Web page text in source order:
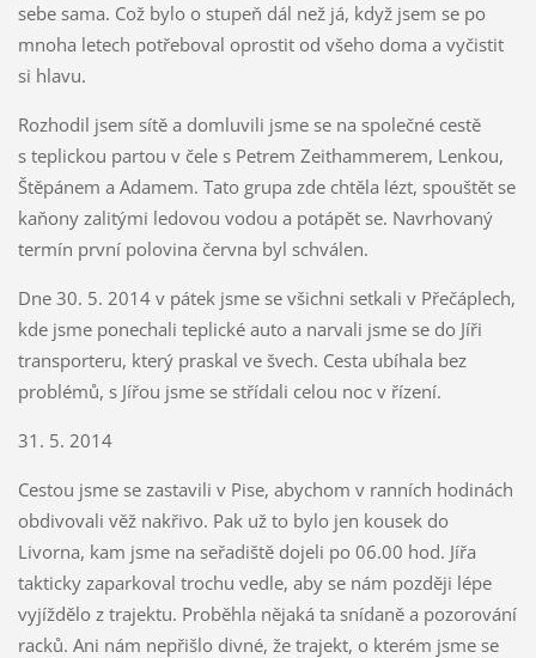
sebe sama. Což bylo o stupeň dál než já, když jsem se po
mnoha letech potřeboval oprostit od všeho doma a vyčistit
si hlavu.
Rozhodil jsem sítě a domluvili jsme se na společné cestě
s teplickou partou v čele s Petrem Zeithammerem, Lenkou,
Štěpánem a Adamem. Tato grupa zde chtěla lézt, spouštět se
kaňony zalitými ledovou vodou a potápět se. Navrhovaný
termín první polovina června byl schválen.
Dne 30. 5. 2014 v pátek jsme se všichni setkali v Přečáplech,
kde jsme ponechali teplické auto a narvali jsme se do Jíři
transporteru, který praskal ve švech. Cesta ubíhala bez
problémů, s Jířou jsme se střídali celou noc v řízení.
31. 5. 2014
Cestou jsme se zastavili v Pise, abychom v ranních hodinách
obdivovali věž nakřivo. Pak už to bylo jen kousek do
Livorna, kam jsme na seřadiště dojeli po 06.00 hod. Jířa
takticky zaparkoval trochu vedle, aby se nám později lépe
vyjíždělo z trajektu. Proběhla nějaká ta snídaně a pozorování
racků. Ani nám nepřišlo divné, že trajekt, o kterém jsme se